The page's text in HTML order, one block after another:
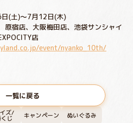
ズ/
じ キャンペーン ぬいぐるみ
(土)～7月12日(木)
宿店、大阪梅田店、池袋サンシャイ
店
event/nyanko_10th/
一覧に戻る